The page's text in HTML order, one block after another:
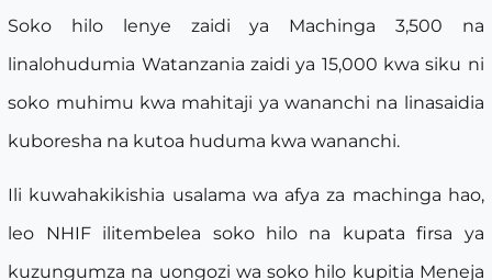
Soko hilo lenye zaidi ya Machinga 3,500 na
linalohudumia Watanzania zaidi ya 15,000 kwa siku ni
soko muhimu kwa mahitaji ya wananchi na linasaidia
kuboresha na kutoa huduma kwa wananchi.
Ili kuwahakikishia usalama wa afya za machinga hao,
leo NHIF ilitembelea soko hilo na kupata firsa ya
kuzungumza na uongozi wa soko hilo kupitia Meneja